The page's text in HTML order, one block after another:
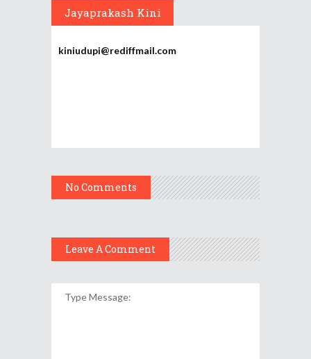
Jayaprakash Kini
kiniudupi@rediffmail.com
No Comments
Leave A Comment